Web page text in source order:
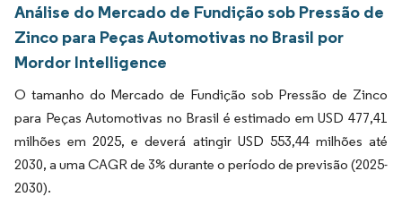
Análise do Mercado de Fundição sob Pressão de
Zinco para Peças Automotivas no Brasil por
Mordor Intelligence
O tamanho do Mercado de Fundição sob Pressão de Zinco
para Peças Automotivas no Brasil é estimado em USD 477,41
milhões em 2025, e deverá atingir USD 553,44 milhões até
2030, a uma CAGR de 3% durante o período de previsão (2025-
2030).